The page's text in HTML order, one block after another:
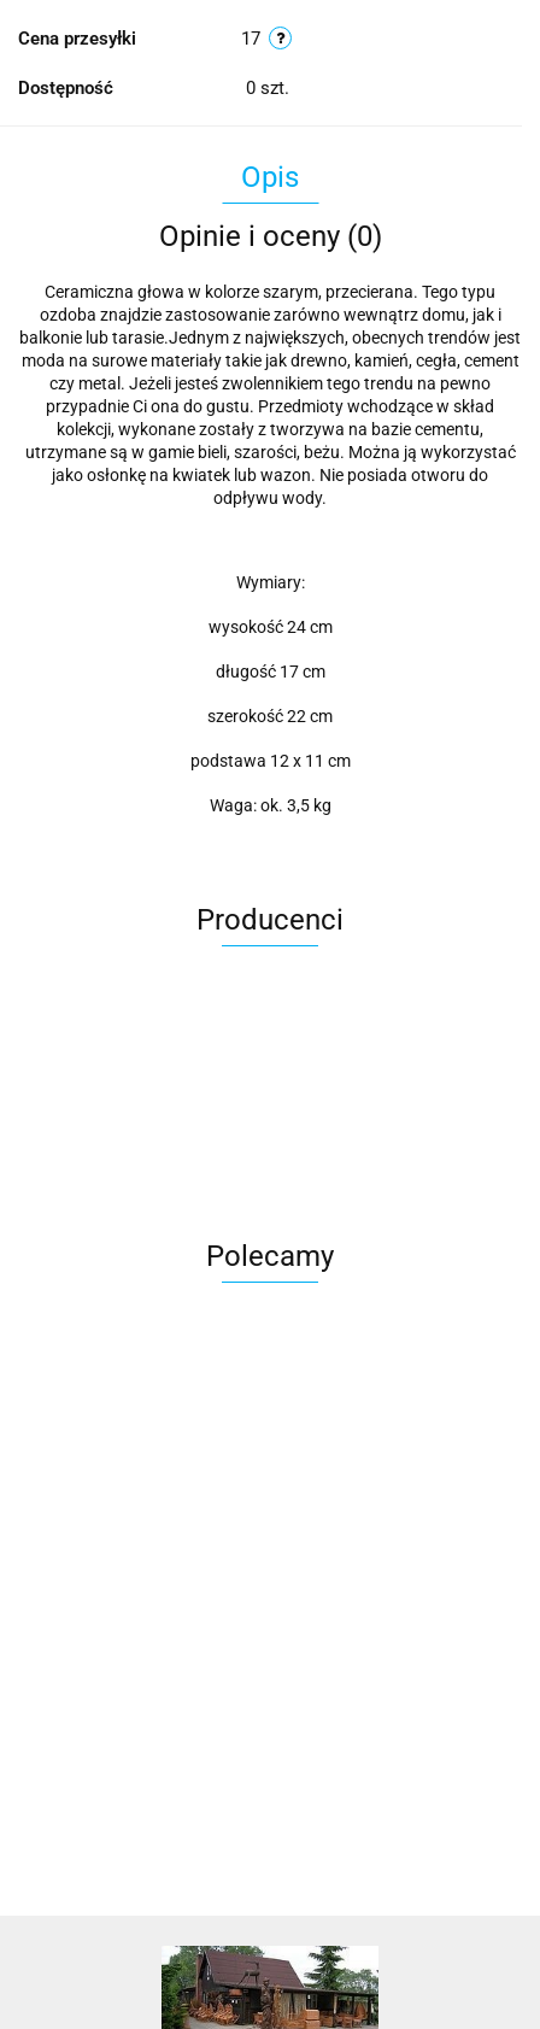
Cena przesyłki 17
Dostępność 0 szt.
Opis
Opinie i oceny (0)
Ceramiczna głowa w kolorze szarym, przecierana. Tego typu
ozdoba znajdzie zastosowanie zarówno wewnątrz domu, jak i
balkonie lub tarasie.Jednym z największych, obecnych trendów jest
moda na surowe materiały takie jak drewno, kamień, cegła, cement
czy metal. Jeżeli jesteś zwolennikiem tego trendu na pewno
przypadnie Ci ona do gustu. Przedmioty wchodzące w skład
kolekcji, wykonane zostały z tworzywa na bazie cementu,
utrzymane są w gamie bieli, szarości, beżu. Można ją wykorzystać
jako osłonkę na kwiatek lub wazon. Nie posiada otworu do
odpływu wody.
Wymiary:
wysokość 24 cm
długość 17 cm
szerokość 22 cm
podstawa 12 x 11 cm
Waga: ok. 3,5 kg
Producenci
Polecamy